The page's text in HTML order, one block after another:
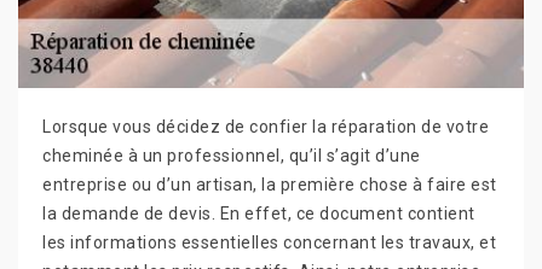
Lorsque vous décidez de confier la réparation de votre
cheminée à un professionnel, qu’il s’agit d’une
entreprise ou d’un artisan, la première chose à faire est
la demande de devis. En effet, ce document contient
les informations essentielles concernant les travaux, et